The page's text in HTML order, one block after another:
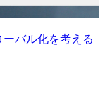
バル化を考える